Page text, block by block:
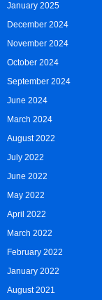
January 2025
December 2024
November 2024
October 2024
September 2024
June 2024
March 2024
August 2022
July 2022
June 2022
May 2022
April 2022
March 2022
February 2022
January 2022
August 2021